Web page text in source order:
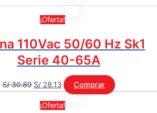
¡Oferta!
110Vac 50/60 Hz Sk1
Serie 40-65A
S/30.89 S/28.13 Comprar
¡Oferta!